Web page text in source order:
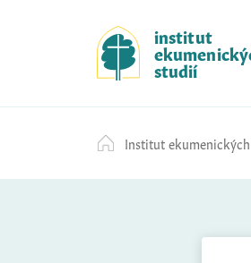
k
i
p
t
c
o
institut
studií
Institut